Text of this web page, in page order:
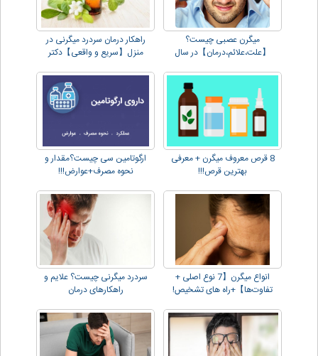
میگرن عصبی چیست؟
【علت،علائم،درمان】در سال
راهکار درمان سردرد میگرنی در
منزل【سریع و واقعی】دکتر
8 قرص معروف میگرن + معرفی
بهترین قرص!!!
ارگوتامین سی چیست؟مقدار و
نحوه مصرف+عوارض!!!
انواع میگرن【7 نوع اصلی +
تفاوت‌ها】+راه های تشخیص!
سردرد میگرنی چیست؟ علایم و
راهکارهای درمان